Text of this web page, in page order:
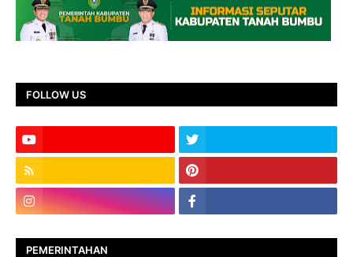
FOLLOW US
PEMERINTAHAN